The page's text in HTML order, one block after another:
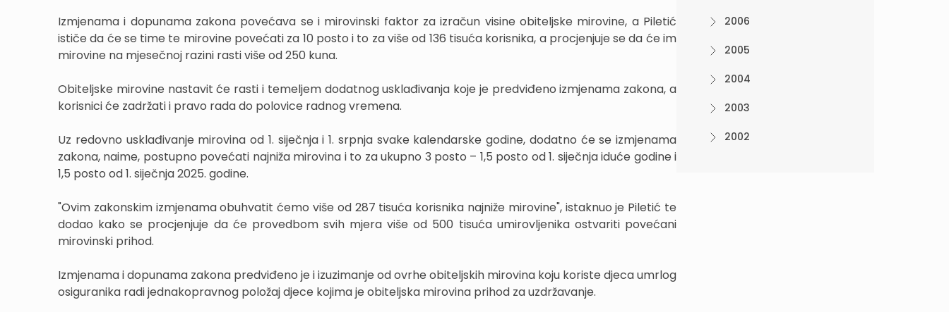
Izmjenama i dopunama zakona povećava se i mirovinski faktor za izračun visine obiteljske mirovine, a Piletić
ističe da će se time te mirovine povećati za 10 posto i to za više od 136 tisuća korisnika, a procjenjuje se da će im
mirovine na mjesečnoj razini rasti više od 250 kuna.
Obiteljske mirovine nastavit će rasti i temeljem dodatnog usklađivanja koje je predviđeno izmjenama zakona, a
korisnici će zadržati i pravo rada do polovice radnog vremena.
Uz redovno usklađivanje mirovina od 1. siječnja i 1. srpnja svake kalendarske godine, dodatno će se izmjenama
zakona, naime, postupno povećati najniža mirovina i to za ukupno 3 posto – 1,5 posto od 1. siječnja iduće godine i
1,5 posto od 1. siječnja 2025. godine.
"Ovim zakonskim izmjenama obuhvatit ćemo više od 287 tisuća korisnika najniže mirovine", istaknuo je Piletić te
dodao kako se procjenjuje da će provedbom svih mjera više od 500 tisuća umirovljenika ostvariti povećani
mirovinski prihod.
Izmjenama i dopunama zakona predviđeno je i izuzimanje od ovrhe obiteljskih mirovina koju koriste djeca umrlog
osiguranika radi jednakopravnog položaj djece kojima je obiteljska mirovina prihod za uzdržavanje.
2006
2005
2004
2003
2002